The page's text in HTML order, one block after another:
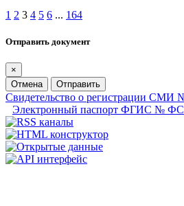
1 2 3 4 5 6 ... 164
Отправить документ
×
Отмена
Отправить
Свидетельство о регистрации СМИ
Электронный паспорт ФГИС №